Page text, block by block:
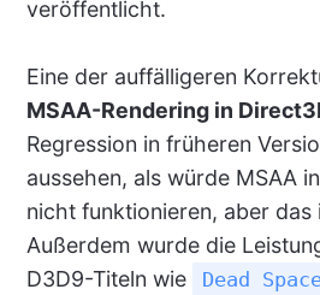
veröffentlicht.
Eine der auffälligeren
MSAA-Rendering in
Regression in früheren
aussehen, als würde MSAA
nicht funktionieren, aber
Außerdem wurde die
D3D9-Titeln wie
Dead